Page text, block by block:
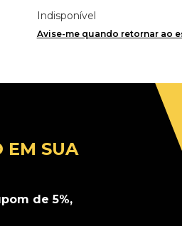
Indisponível
Avise-me quando retornar ao
EM SUA
de 5%,